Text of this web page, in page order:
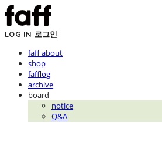
LOG IN 로그인
faff about
shop
fafflog
archive
board
notice
Q&A